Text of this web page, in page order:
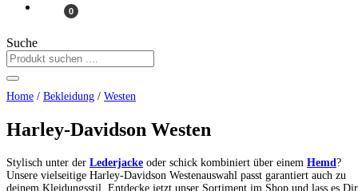
0
Suche
Home / Bekleidung / Westen
Harley-Davidson Westen
Stylisch unter der Lederjacke oder schick kombiniert über einem Hemd?
Unsere vielseitige Harley-Davidson Westenauswahl passt garantiert auch zu
deinem Kleidungsstil. Entdecke jetzt unser Sortiment im Shop und lass es Dir